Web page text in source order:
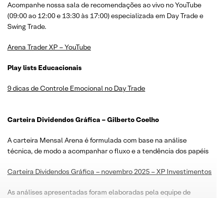
Acompanhe nossa sala de recomendações ao vivo no YouTube
(09:00 ao 12:00 e 13:30 às 17:00) especializada em Day Trade e
Swing Trade.
Arena Trader XP – YouTube
Play lists Educacionais
9 dicas de Controle Emocional no Day Trade
Carteira Dividendos Gráfica – Gilberto Coelho
A carteira Mensal Arena é formulada com base na análise
técnica, de modo a acompanhar o fluxo e a tendência dos papéis
Carteira Dividendos Gráfica – novembro 2025 – XP Investimentos
As análises apresentadas foram elaboradas pela equipe de